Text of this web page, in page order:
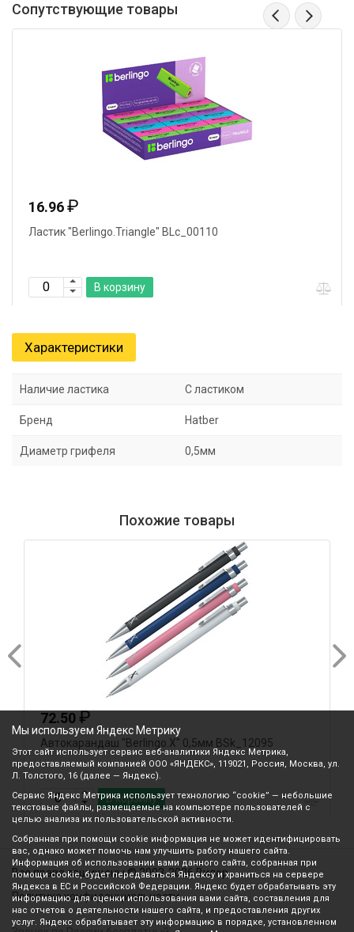
Сопутствующие товары
16.96₽
Ластик "Berlingo.Triangle" BLc_00110
В корзину
Характеристики
Наличие ластика С ластиком
Бренд Hatber
Диаметр грифеля 0,5мм
Похожие товары
72.50₽
Автокарандаш "Berlingo.Х" 0,5мм BSk_12095
В корзину
Все права защищены © 2003-2026 Вилор
Политика конфиденциальности
Мы используем Яндекс Метрику
Этот сайт использует сервис веб-аналитики Яндекс Метрика,
предоставляемый компанией ООО «ЯНДЕКС», 119021, Россия, Москва, ул.
Л. Толстого, 16 (далее — Яндекс).
Сервис Яндекс Метрика использует технологию “cookie” — небольшие
текстовые файлы, размещаемые на компьютере пользователей с
целью анализа их пользовательской активности.
Собранная при помощи cookie информация не может идентифицировать
вас, однако может помочь нам улучшить работу нашего сайта.
Информация об использовании вами данного сайта, собранная при
помощи cookie, будет передаваться Яндексу и храниться на сервере
Яндекса в ЕС и Российской Федерации. Яндекс будет обрабатывать эту
информацию для оценки использования вами сайта, составления для
нас отчетов о деятельности нашего сайта, и предоставления других
услуг. Яндекс обрабатывает эту информацию в порядке, установленном